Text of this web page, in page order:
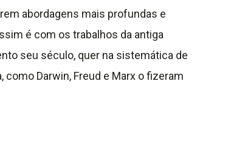
abordagens mais profundas e
é com os trabalhos da antiga
seu século, quer na sistemática de
Darwin, Freud e Marx o fizeram